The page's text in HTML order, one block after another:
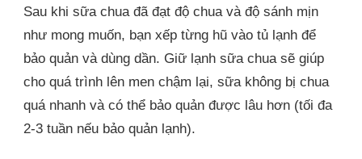
Sau khi sữa chua đã đạt độ chua và độ sánh mịn
như mong muốn, bạn xếp từng hũ vào tủ lạnh để
bảo quản và dùng dần. Giữ lạnh sữa chua sẽ giúp
cho quá trình lên men chậm lại, sữa không bị chua
quá nhanh và có thể bảo quản được lâu hơn (tối đa
2-3 tuần nếu bảo quản lạnh).